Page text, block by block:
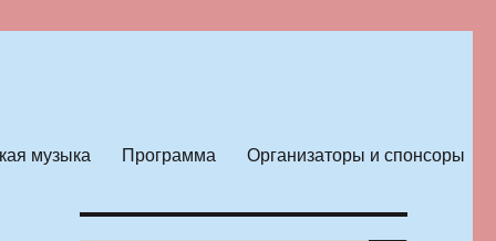
музыка Программа Организаторы и спонсоры